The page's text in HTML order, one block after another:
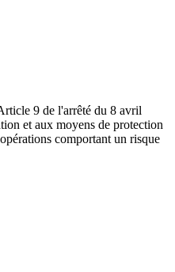
9 de l'arrêté du 8 avril
et aux moyens de protection
comportant un risque